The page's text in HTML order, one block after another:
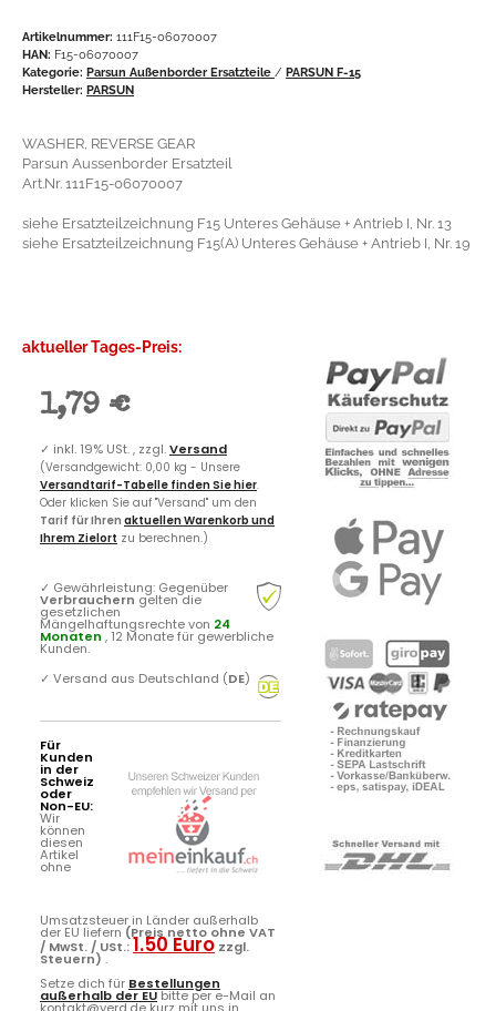
Artikelnummer: 111F15-06070007
HAN: F15-06070007
Kategorie: Parsun Außenborder Ersatzteile / PARSUN F-15
Hersteller: PARSUN
WASHER, REVERSE GEAR
Parsun Aussenborder Ersatzteil
Art.Nr. 111F15-06070007
siehe Ersatzteilzeichnung F15 Unteres Gehäuse + Antrieb I, Nr. 13
siehe Ersatzteilzeichnung F15(A) Unteres Gehäuse + Antrieb I, Nr. 19
aktueller Tages-Preis:
1,79 €
✓ inkl. 19% USt. , zzgl.Versand
(Versandgewicht: 0,00 kg - Unsere
Versandtarif-Tabelle finden Sie hier.
Oder klicken Sie auf "Versand" um den
Tarif für Ihren aktuellen Warenkorb und
Ihrem Zielort zu berechnen.)
✓ Gewährleistung: Gegenüber
Verbrauchern gelten die
gesetzlichen
Mängelhaftungsrechte von 24
Monaten , 12 Monate für gewerbliche
Kunden.
✓ Versand aus Deutschland (DE)
Für
Kunden
in der
Schweiz
oder
Non-EU:
Wir
können
diesen
Artikel
ohne
Umsatzsteuer in Länder außerhalb
der EU liefern (Preis netto ohne VAT
/ MwSt. / USt.:1.50 Euro zzgl.
Steuern) .
Setze dich für Bestellungen
außerhalb der EUbitte per e-Mail an
kontakt@yerd.de kurz mit uns in